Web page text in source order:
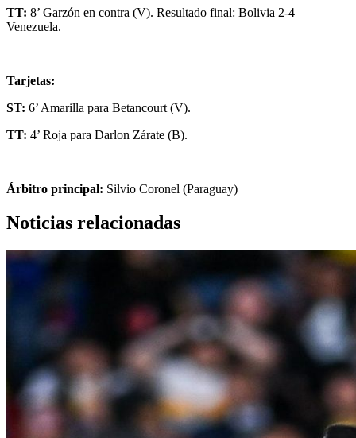
TT: 8’ Garzón en contra (V). Resultado final: Bolivia 2-4
Venezuela.
Tarjetas:
ST: 6’ Amarilla para Betancourt (V).
TT: 4’ Roja para Darlon Zárate (B).
Árbitro principal: Silvio Coronel (Paraguay)
Noticias relacionadas